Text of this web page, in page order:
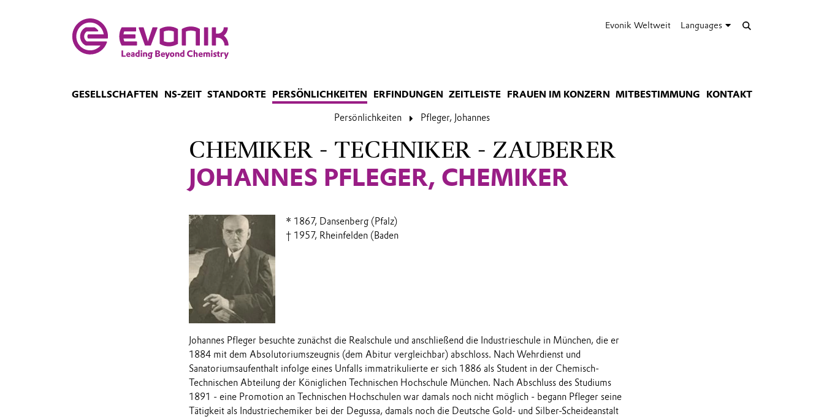
Evonik Weltweit Languages
GESELLSCHAFTEN NS-ZEIT STANDORTE PERSÖNLICHKEITEN ERFINDUNGEN ZEITLEISTE FRAUEN IM KONZERN MITBESTIMMUNG KONTAKT
Persönlichkeiten Pfleger, Johannes
CHEMIKER - TECHNIKER - ZAUBERER
JOHANNES PFLEGER, CHEMIKER
* 1867, Dansenberg (Pfalz)
† 1957, Rheinfelden (Baden
Johannes Pfleger besuchte zunächst die Realschule und anschließend die Industrieschule in München, die er
1884 mit dem Absolutoriumszeugnis (dem Abitur vergleichbar) abschloss. Nach Wehrdienst und
Sanatoriumsaufenthalt infolge eines Unfalls immatrikulierte er sich 1886 als Student in der Chemisch-
Technischen Abteilung der Königlichen Technischen Hochschule München. Nach Abschluss des Studiums
1891 - eine Promotion an Technischen Hochschulen war damals noch nicht möglich - begann Pfleger seine
Tätigkeit als Industriechemiker bei der Degussa, damals noch die Deutsche Gold- und Silber-Scheideanstalt